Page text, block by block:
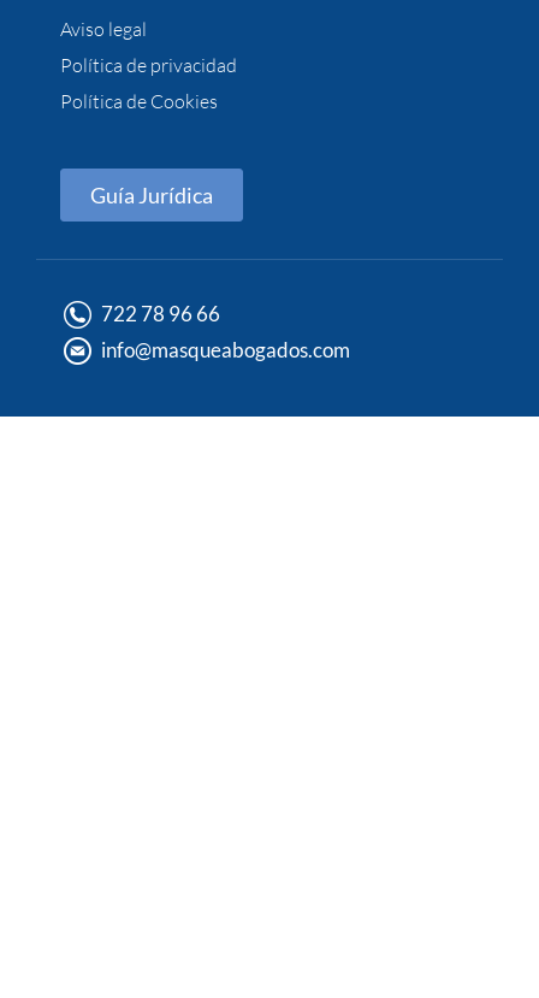
Aviso legal
Política de privacidad
Política de Cookies
Guía Jurídica
722 78 96 66
info@masqueabogados.com